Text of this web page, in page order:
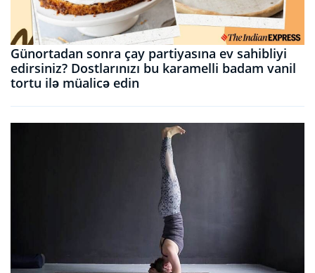
Günortadan sonra çay partiyasına ev sahibliyi
edirsiniz? Dostlarınızı bu karamelli badam vanil
tortu ilə müalicə edin